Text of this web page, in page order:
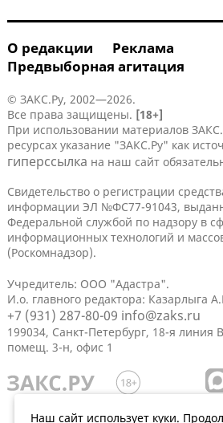
О редакции
Реклама
Предвыборная агитация
© ЗАКС.Ру, 2002—2026.
Все права защищены. [18+]
При использовании материалов
ресурсах указание "ЗАКС.Ру" как
гиперссылка на наш сайт
Свидетельство о регистрации
информации ЭЛ №ФС77-91043,
Федеральной службой по надзору в
информационных технологий и
(Роскомнадзор).
Учредитель: ООО "Адастра".
И.о. главного редактора: Казарлыга
+7 (931) 287-80-09 info@zaks.ru
199034, Санкт-Петербург, 18-я линия
помещ. 3-н, офис 1
Наш сайт использует куки.